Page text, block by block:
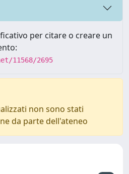
per citare o creare un
11568/2695
non sono stati
da parte dell'ateneo